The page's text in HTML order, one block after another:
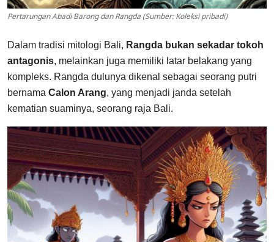
Pertarungan Abadi Barong dan Rangda (Sumber: Koleksi pribadi)
Dalam tradisi mitologi Bali, Rangda bukan sekadar tokoh
antagonis, melainkan juga memiliki latar belakang yang
kompleks. Rangda dulunya dikenal sebagai seorang putri
bernama Calon Arang, yang menjadi janda setelah
kematian suaminya, seorang raja Bali.